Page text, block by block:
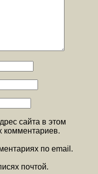
сайта в этом
комментариев.
по email.
почтой.